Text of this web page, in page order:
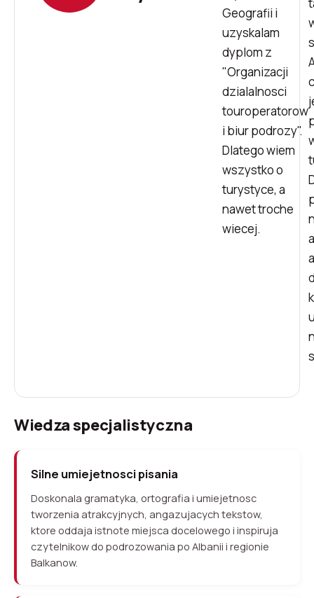
Geografii i
uzyskalam
dyplom z
"Organizacji
dzialalnosci
touroperatorow
i biur podrozy".
Dlatego wiem
wszystko o
turystyce, a
nawet troche
wiecej.
Wiedza specjalistyczna
Silne umiejetnosci pisania
Doskonala gramatyka, ortografia i umiejetnosc
tworzenia atrakcyjnych, angazujacych tekstow,
ktore oddaja istnote miejsca docelowego i inspiruja
czytelnikow do podrozowania po Albanii i regionie
Balkanow.